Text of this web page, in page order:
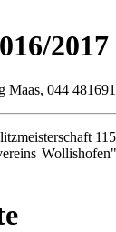
2017
Maas, 044